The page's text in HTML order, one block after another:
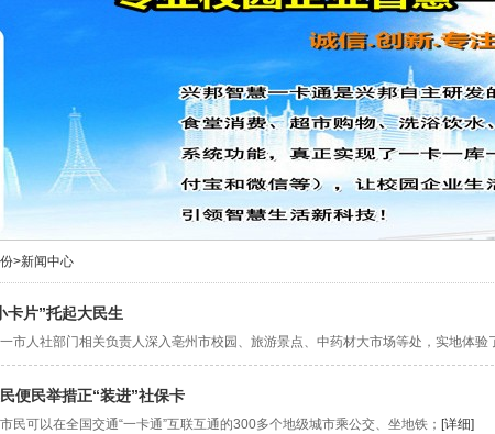
>新闻中心
卡片”托起大民生
市人社部门相关负责人深入亳州市校园、旅游景点、中药材大市场等处，实地体验
便民举措正“装进”社保卡
民可以在全国交通“一卡通”互联互通的300多个地级城市乘公交、坐地铁； [详细]